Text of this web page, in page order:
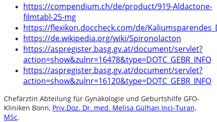
https://compendium.ch/de/product/919-Aldactone-
filmtabl-25-mg
https://flexikon.doccheck.com/de/
https://de.wikipedia.org/wiki/Spironolacton
https://aspregister.basg.gv.at/document/servlet?
action=show&zulnr=16478&type=DOTC_GEBR_INFO
https://aspregister.basg.gv.at/document/servlet?
action=show&zulnr=16120&type=DOTC_GEBR_INFO
Chefärztin Abteilung für Gynäkologie und Geburtshilfe GFO-
Kliniken Bonn, Priv.Doz. Dr. med. Melisa Gülhan Inci-Turan,
MSc.